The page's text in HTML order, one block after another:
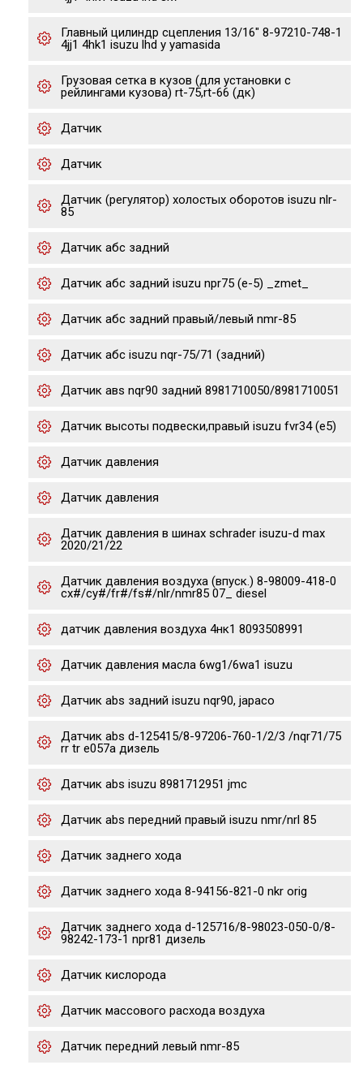
Главный цилиндр сцепления 13/16" 8-97210-748-1
4jj1 4hk1 isuzu lhd y yamasida
Грузовая сетка в кузов (для установки с
рейлингами кузова) rt-75,rt-66 (дк)
Датчик
Датчик
Датчик (регулятор) холостых оборотов isuzu nlr-
85
Датчик абс задний
Датчик абс задний isuzu npr75 (е-5) _zmet_
Датчик абс задний правый/левый nmr-85
Датчик абс isuzu nqr-75/71 (задний)
Датчик авs nqr90 задний 8981710050/8981710051
Датчик высоты подвески,правый isuzu fvr34 (e5)
Датчик давления
Датчик давления
Датчик давления в шинах schrader isuzu-d max
2020/21/22
Датчик давления воздуха (впуск.) 8-98009-418-0
cx#/cy#/fr#/fs#/nlr/nmr85 07_ diesel
датчик давления воздуха 4нк1 8093508991
Датчик давления масла 6wg1/6wa1 isuzu
Датчик abs задний isuzu nqr90, japaco
Датчик abs d-125415/8-97206-760-1/2/3 /nqr71/75
rr tr e057a дизель
Датчик abs isuzu 8981712951 jmc
Датчик abs передний правый isuzu nmr/nrl 85
Датчик заднего хода
Датчик заднего хода 8-94156-821-0 nkr orig
Датчик заднего хода d-125716/8-98023-050-0/8-
98242-173-1 npr81 дизель
Датчик кислорода
Датчик массового расхода воздуха
Датчик передний левый nmr-85